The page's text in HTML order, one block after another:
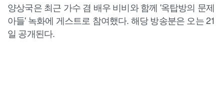
양상국은 최근 가수 겸 배우 비비와 함께 '옥탑방의 문제
아들' 녹화에 게스트로 참여했다. 해당 방송분은 오는 21
일 공개된다.